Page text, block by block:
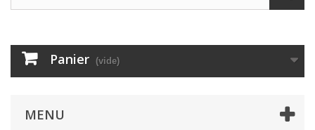
Panier (vide)
MENU